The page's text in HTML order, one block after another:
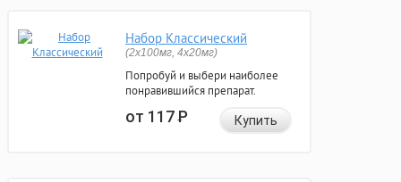
Набор Классический
(2x100мг, 4x20мг)
Попробуй и выбери наиболее
понравившийся препарат.
от 117Р Купить